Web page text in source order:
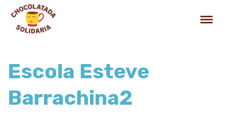
Escola Esteve
Barrachina2